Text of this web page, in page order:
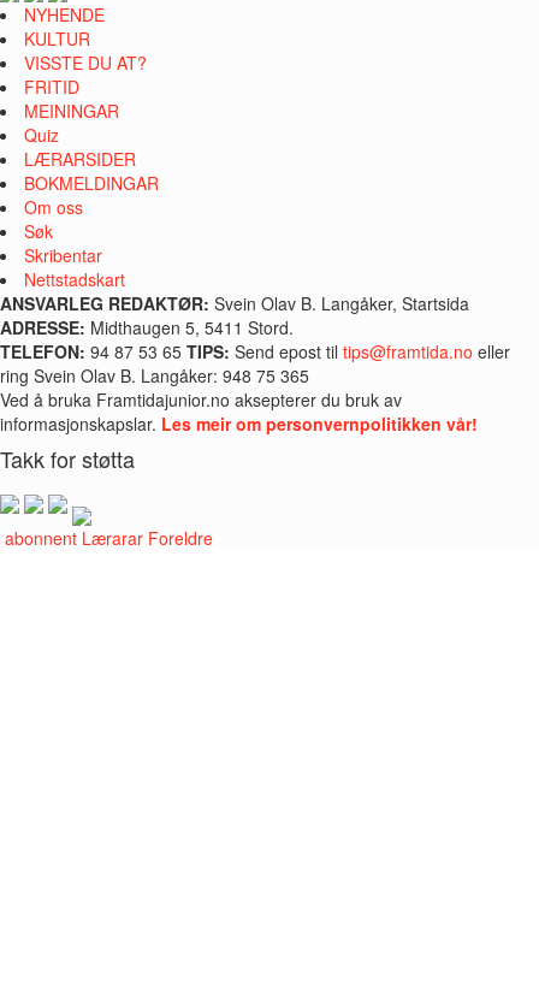
NYHENDE
KULTUR
VISSTE DU AT?
FRITID
MEININGAR
Quiz
LÆRARSIDER
BOKMELDINGAR
Om oss
Søk
Skribentar
Nettstadskart
ANSVARLEG REDAKTØR: Svein Olav B. Langåker, Startsida
ADRESSE: Midthaugen 5, 5411 Stord.
TELEFON: 94 87 53 65 TIPS: Send epost til tips@framtida.no eller
ring Svein Olav B. Langåker: 948 75 365
Ved å bruka Framtidajunior.no aksepterer du bruk av
informasjonskapslar. Les meir om personvernpolitikken vår!
Takk for støtta
abonnent Lærarar Foreldre